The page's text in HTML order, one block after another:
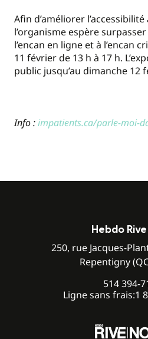
Afin d’améliorer
l’organisme espère
l’encan en ligne et à l’encan
11 février de 13 h à 17 h.
public jusqu’au dimanche 12
Info :impatients.ca/parle-moi-
Hebdo
250, rue Jacques-
Repentigny
514 394-
Ligne sans frais:1